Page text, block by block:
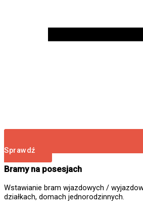
Sprawdź
Bramy na posesjach
Wstawianie bram wjazdowych /
działkach, domach jednorodzinnych.